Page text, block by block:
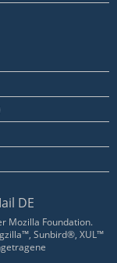
DE
Mozilla Foundation.
Sunbird®, XUL™